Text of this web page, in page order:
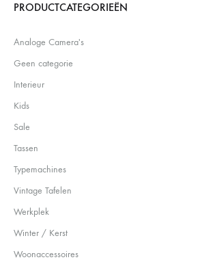
PRODUCTCATEGORIEËN
Analoge Camera's
Geen categorie
Interieur
Kids
Sale
Tassen
Typemachines
Vintage Tafelen
Werkplek
Winter / Kerst
Woonaccessoires